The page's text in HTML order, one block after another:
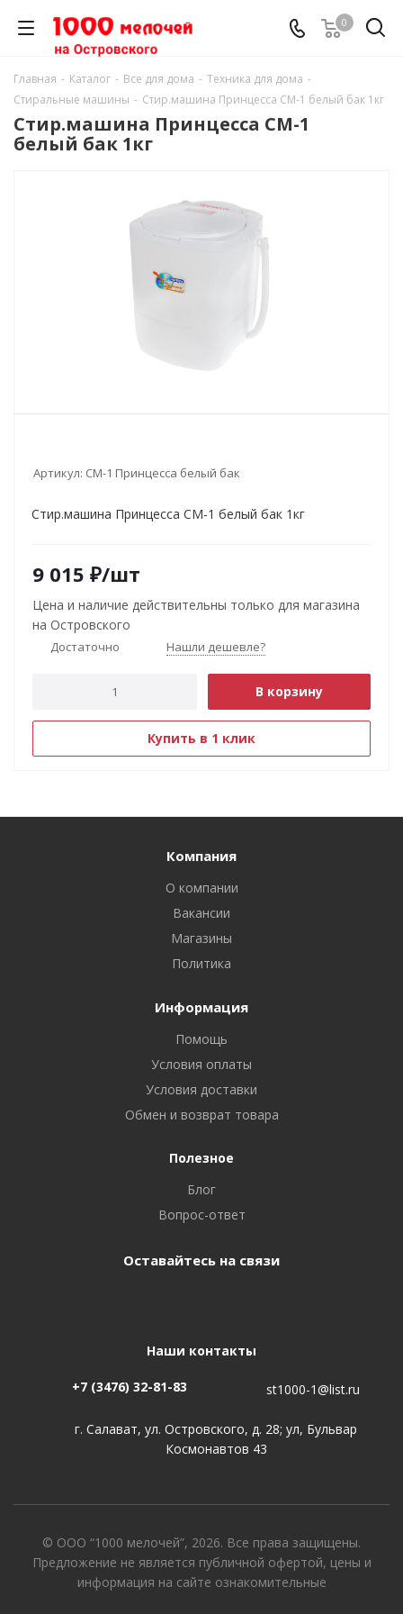
0
Главная - Каталог - Все для дома - Техника для дома -
Стиральные машины - Стир.машина Принцесса СМ-1 белый бак 1кг
Стир.машина Принцесса СМ-1
белый бак 1кг
Артикул: СМ-1 Принцесса белый бак
Стир.машина Принцесса СМ-1 белый бак 1кг
9 015 ₽/шт
Цена и наличие действительны только для магазина
на Островского
Достаточно Нашли дешевле?
В корзину
Купить в 1 клик
Компания
О компании
Вакансии
Магазины
Политика
Информация
Помощь
Условия оплаты
Условия доставки
Обмен и возврат товара
Полезное
Блог
Вопрос-ответ
Оставайтесь на связи
Наши контакты
+7 (3476) 32-81-83 st1000-1@list.ru
г. Салават, ул. Островского, д. 28; ул, Бульвар
Космонавтов 43
© ООО “1000 мелочей”, 2026. Все права защищены.
Предложение не является публичной офертой, цены и
информация на сайте ознакомительные